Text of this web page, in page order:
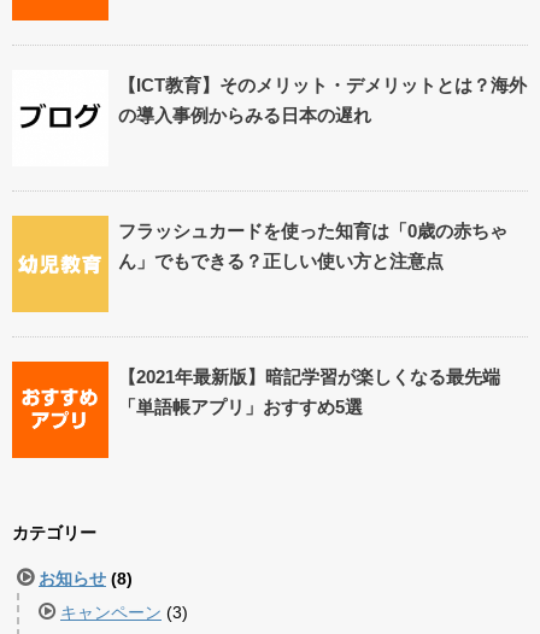
【ICT教育】そのメリット・デメリットとは？海外
の導入事例からみる日本の遅れ
フラッシュカードを使った知育は「0歳の赤ちゃ
ん」でもできる？正しい使い方と注意点
【2021年最新版】暗記学習が楽しくなる最先端
「単語帳アプリ」おすすめ5選
カテゴリー
お知らせ (8)
キャンペーン (3)